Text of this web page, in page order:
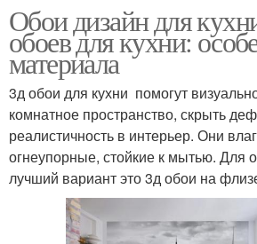
Обои дизайн для
обоев для кухни:
материала
3д обои для кухни помогут
комнатное пространство, скрыть
реалистичность в интерьер. Они
огнеупорные, стойкие к мытью. Для
лучший вариант это 3д обои на